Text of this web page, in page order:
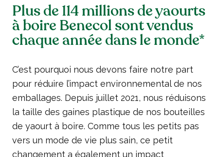
Plus de 114 millions de yaourts
à boire Benecol sont vendus
chaque année dans le monde*
C’est pourquoi nous devons faire notre part
pour réduire l’impact environnemental de nos
emballages. Depuis juillet 2021, nous réduisons
la taille des gaines plastique de nos bouteilles
de yaourt à boire. Comme tous les petits pas
vers un mode de vie plus sain, ce petit
changement a également un impact